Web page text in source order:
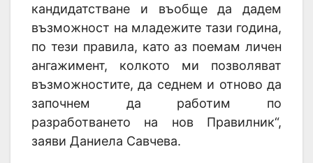
кандидатстване и въобще да дадем
възможност на младежите тази година,
по тези правила, като аз поемам личен
ангажимент, колкото ми позволяват
възможностите, да седнем и отново да
започнем да работим по
разработването на нов Правилник“,
заяви Даниела Савчева.